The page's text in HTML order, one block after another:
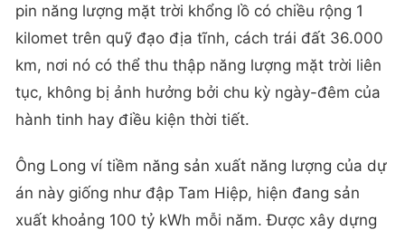
pin năng lượng mặt trời khổng lồ có chiều rộng 1
kilomet trên quỹ đạo địa tĩnh, cách trái đất 36.000
km, nơi nó có thể thu thập năng lượng mặt trời liên
tục, không bị ảnh hưởng bởi chu kỳ ngày-đêm của
hành tinh hay điều kiện thời tiết.
Ông Long ví tiềm năng sản xuất năng lượng của dự
án này giống như đập Tam Hiệp, hiện đang sản
xuất khoảng 100 tỷ kWh mỗi năm. Được xây dựng